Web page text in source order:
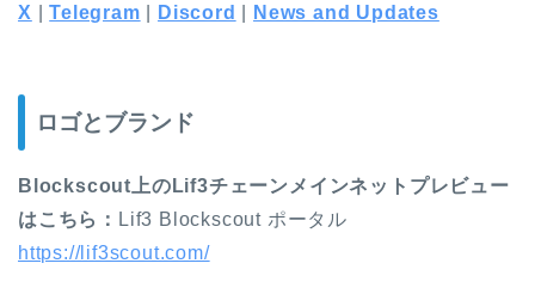
X
|Telegram Discord News and Updates
ロゴとブランド
Blockscout上のLif3チェーンメインネットプレビュー
はこちら： Lif3 Blockscout ポータル
https://lif3scout.com/